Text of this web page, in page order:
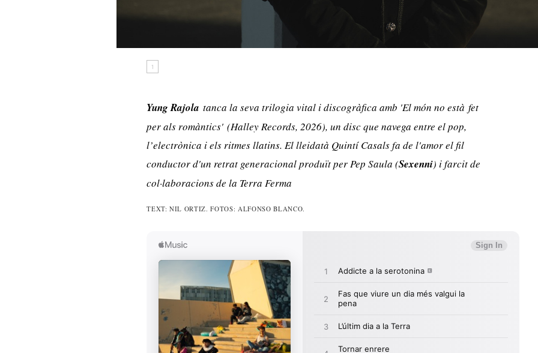
1
Yung Rajola tanca la seva trilogia vital i discogràfica amb 'El món no estàfet
per als romàntics' (Halley Records, 2026), un disc que navega entre el pop,
l’electrònica i els ritmes llatins. El lleidatà Quintí Casals fa de l'amor el fil
conductor d'un retrat generacional produït per Pep Saula (Sexenni) i farcit de
col·laboracions de la Terra Ferma
TEXT: NIL ORTIZ. FOTOS: ALFONSO BLANCO.